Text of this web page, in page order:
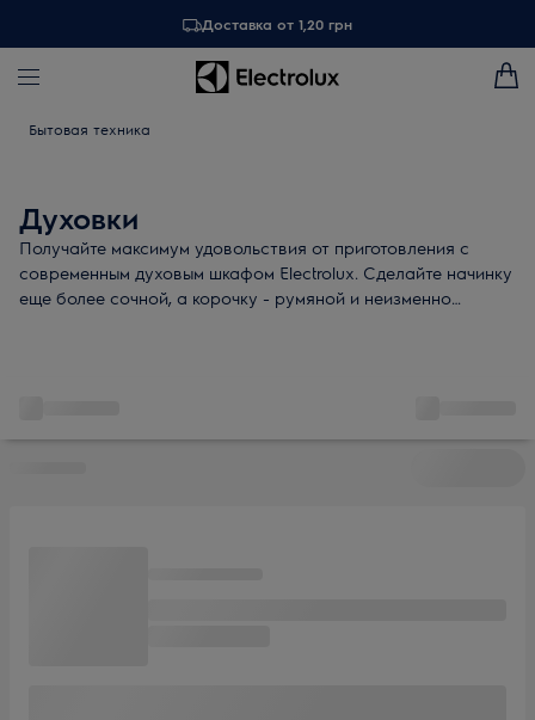
Доставка от 1,20 грн
Бытовая техника
Духовки
Получайте максимум удовольствия от приготовления с
современным духовым шкафом Electrolux. Сделайте начинку
еще более сочной, а корочку - румяной и неизменно